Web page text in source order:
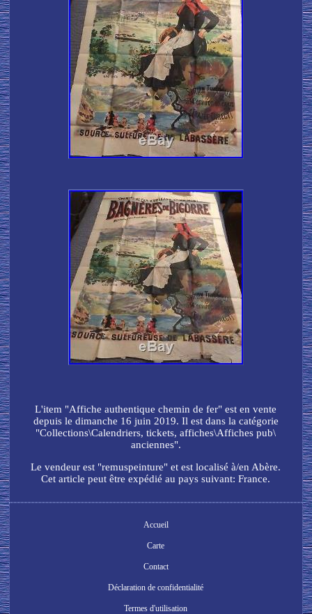
L'item "Affiche authentique chemin de fer" est en vente
depuis le dimanche 16 juin 2019. Il est dans la catégorie
"Collections\Calendriers, tickets, affiches\Affiches pub\
anciennes".
Le vendeur est "remuspeinture" et est localisé à/en Abère.
Cet article peut être expédié au pays suivant: France.
Accueil
Carte
Contact
Déclaration de confidentialité
Termes d'utilisation